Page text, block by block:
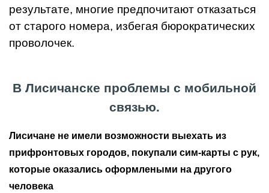
результате, многие предпочитают отказаться
от старого номера, избегая бюрократических
проволочек.
В Лисичанске проблемы с мобильной
связью.
Лисичане не имели возможности выехать из
прифронтовых городов, покупали сим-карты с рук,
которые оказались оформлеными на другого
человека